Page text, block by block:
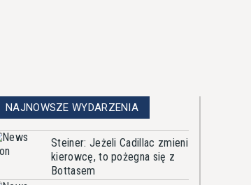
NAJNOWSZE WYDARZENIA
Steiner: Jeżeli Cadillac zmieni
kierowcę, to pożegna się z
Bottasem